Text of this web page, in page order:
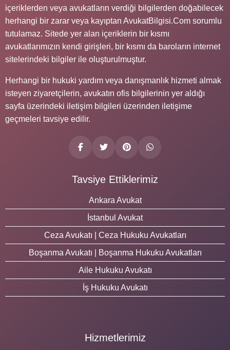
içeriklerden veya avukatların verdiği bilgilerden doğabilecek
herhangi bir zarar veya kayıptan AvukatBilgisi.Com sorumlu
tutulamaz. Sitede yer alan içeriklerin bir kısmı
avukatlarımızın kendi girişleri, bir kısmı da baroların internet
sitelerindeki bilgiler ile oluşturulmuştur.
Herhangi bir hukuki yardım veya danışmanlık hizmeti almak
isteyen ziyaretçilerin, avukatın ofis bilgilerinin yer aldığı
sayfa üzerindeki iletişim bilgileri üzerinden iletişime
geçmeleri tavsiye edilir.
Tavsiye Ettiklerimiz
Ankara Avukat
İstanbul Avukat
Ceza Avukatı | Ceza Hukuku Avukatları
Boşanma Avukatı | Boşanma Hukuku Avukatları
Aile Hukuku Avukatı
İş Hukuku Avukatı
Hizmetlerimiz